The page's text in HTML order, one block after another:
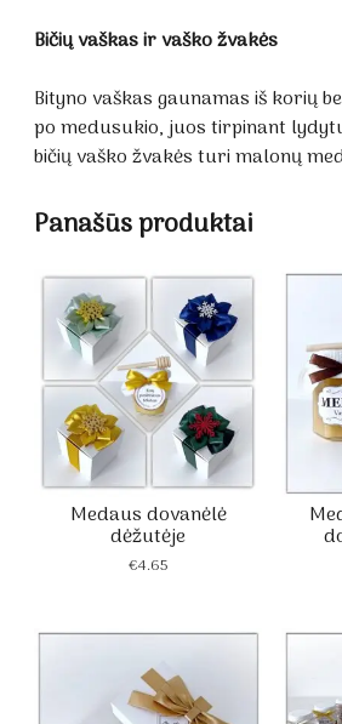
Bičių vaškas ir vaško žvakės
Bityno vaškas gaunamas iš korių
po medusukio, juos tirpinant
bičių vaško žvakės turi malonų
Panašūs produktai
Medaus dovanėlė
dėžutėje
€4.65